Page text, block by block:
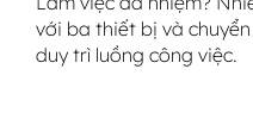
với ba thiết bị và
duy trì luồng công việc.